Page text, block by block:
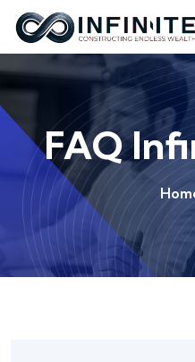
FAQ